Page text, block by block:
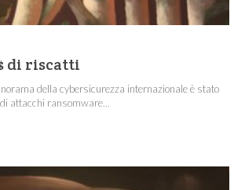
di riscatti
della cybersicurezza internazionale è stato
attacchi ransomware...